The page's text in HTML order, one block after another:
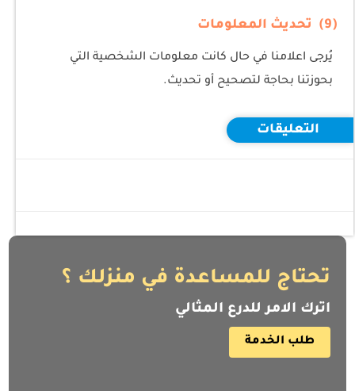
(9) تحديث المعلومات
يُرجى اعلامنا في حال كانت معلومات الشخصية التي
بحوزتنا بحاجة لتصحيح أو تحديث.
التعليقات
تحتاج للمساعدة في منزلك ؟
اترك الامر للدرع المثالي
طلب الخدمة